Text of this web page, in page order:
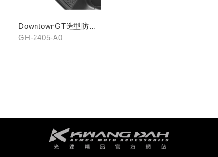
DowntownGT造型防滑
踏板(前組)
GH-2405-A0